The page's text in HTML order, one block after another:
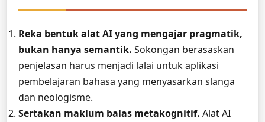
Reka bentuk alat AI yang mengajar pragmatik,
bukan hanya semantik. Sokongan berasaskan
penjelasan harus menjadi lalai untuk aplikasi
pembelajaran bahasa yang menyasarkan slanga
dan neologisme.
Sertakan maklum balas metakognitif. Alat AI